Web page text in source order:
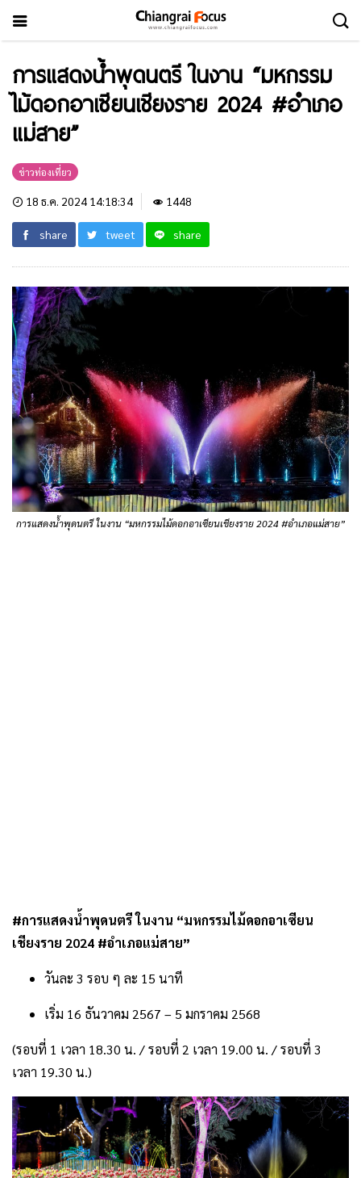
การแสดงน้ำพุดนตรี ในงาน “มหกรรม
ไม้ดอกอาเซียนเชียงราย 2024 #อำเภอ
แม่สาย”
ข่าวท่องเที่ยว
18 ธ.ค. 2024 14:18:34 1448
share tweet share
การแสดงน้ำพุดนตรี ในงาน “มหกรรมไม้ดอกอาเซียนเชียงราย 2024 #อำเภอแม่สาย”
#การแสดงน้ำพุดนตรี ในงาน “มหกรรมไม้ดอกอาเซียน
เชียงราย 2024 #อำเภอแม่สาย”
วันละ 3 รอบ ๆ ละ 15 นาที
เริ่ม 16 ธันวาคม 2567 – 5 มกราคม 2568
(รอบที่ 1 เวลา 18.30 น. / รอบที่ 2 เวลา 19.00 น. / รอบที่ 3
เวลา 19.30 น.)